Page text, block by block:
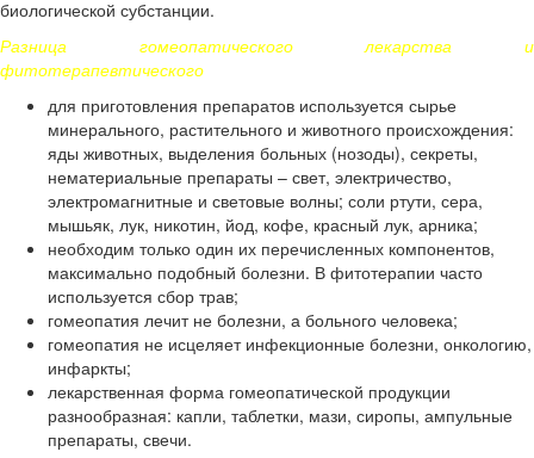
биологической субстанции.
Разница гомеопатического лекарства и
фитотерапевтического
для приготовления препаратов используется сырье
минерального, растительного и животного происхождения:
яды животных, выделения больных (нозоды), секреты,
нематериальные препараты – свет, электричество,
электромагнитные и световые волны; соли ртути, сера,
мышьяк, лук, никотин, йод, кофе, красный лук, арника;
необходим только один их перечисленных компонентов,
максимально подобный болезни. В фитотерапии часто
используется сбор трав;
гомеопатия лечит не болезни, а больного человека;
гомеопатия не исцеляет инфекционные болезни, онкологию,
инфаркты;
лекарственная форма гомеопатической продукции
разнообразная: капли, таблетки, мази, сиропы, ампульные
препараты, свечи.